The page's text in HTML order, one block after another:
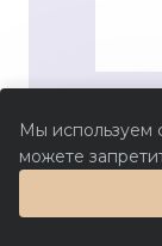
Мы используем
можете